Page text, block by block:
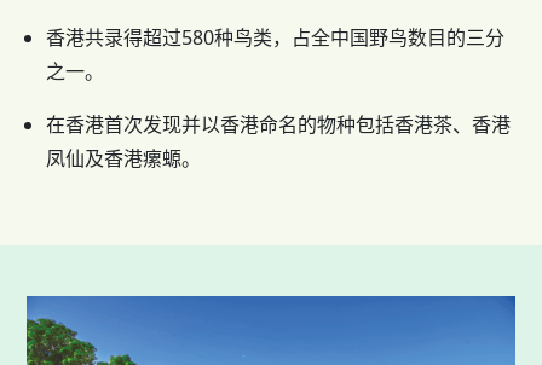
香港共录得超过580种鸟类，占全中国野鸟数目的三分
之一。
在香港首次发现并以香港命名的物种包括香港茶、香港
凤仙及香港瘰螈。